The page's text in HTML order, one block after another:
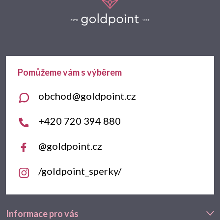
a
Informace pro vás
obchod@goldpoint.cz
+420 720 394 880
@goldpoint.cz
/goldpoint_sperky/